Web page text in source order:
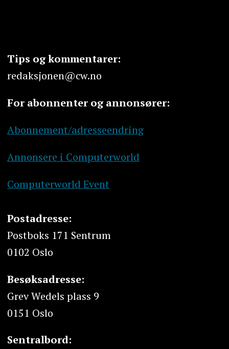
Tips og kommentarer:
redaksjonen@cw.no
For abonnenter og annonsører:
Abonnement/adresseendring
Annonsere i Computerworld
Computerworld Event
Postadresse:
Postboks 171 Sentrum
0102 Oslo
Besøksadresse:
Grev Wedels plass 9
0151 Oslo
Sentralbord: